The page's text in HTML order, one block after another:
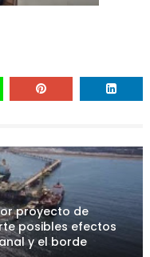
proyecto de
posibles efectos
y el borde